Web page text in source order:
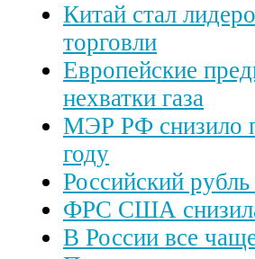
Китай стал
торговли
Европейские
нехватки газа
МЭР РФ снизило
году
Российский рубль
ФРС США
В России все